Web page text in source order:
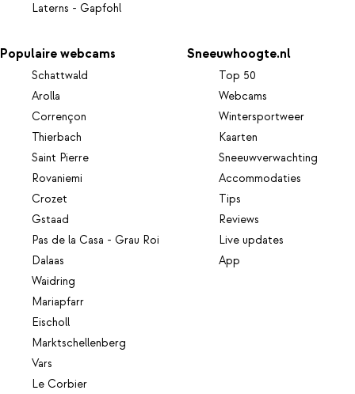
Laterns - Gapfohl
Populaire webcams
Schattwald
Arolla
Corrençon
Thierbach
Saint Pierre
Rovaniemi
Crozet
Gstaad
Pas de la Casa - Grau Roi
Dalaas
Waidring
Mariapfarr
Eischoll
Marktschellenberg
Vars
Le Corbier
Sneeuwhoogte.nl
Top 50
Webcams
Wintersportweer
Kaarten
Sneeuwverwachting
Accommodaties
Tips
Reviews
Live updates
App